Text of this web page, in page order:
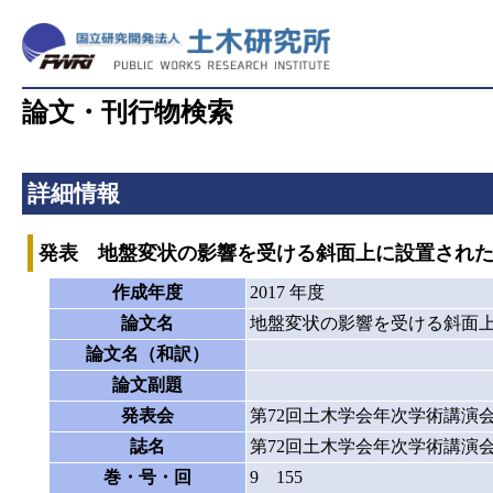
論文・刊行物検索
詳細情報
発表 地盤変状の影響を受ける斜面上に設置され
作成年度
2017 年度
論文名
地盤変状の影響を受ける斜面
論文名（和訳）
論文副題
発表会
第72回土木学会年次学術講演
誌名
第72回土木学会年次学術講演
巻・号・回
9 155